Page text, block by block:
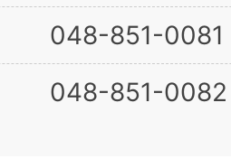
048-851-0081
048-851-0082